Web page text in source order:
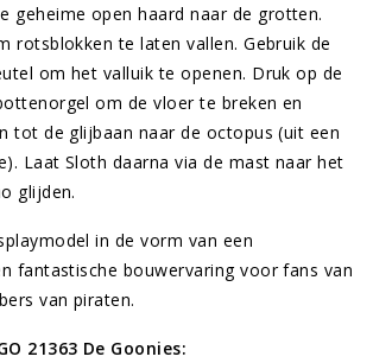
geheime open haard naar de grotten.
rotsblokken te laten vallen. Gebruik de
om het valluik te openen. Druk op de
om de vloer te breken en
tot de glijbaan naar de octopus (uit een
Laat Sloth daarna via de mast naar het
glijden.
in de vorm van een
fantastische bouwervaring voor fans van
van piraten.
21363 De Goonies: